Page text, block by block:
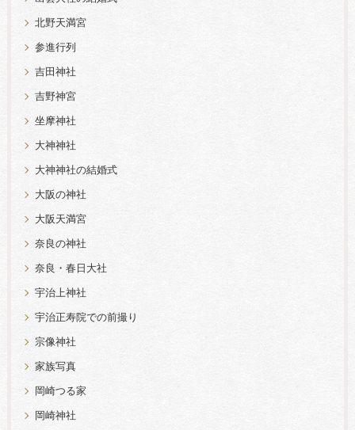
北野天満宮
参進行列
吉田神社
吉野神宮
坐摩神社
大神神社
大神神社の結婚式
大阪の神社
大阪天満宮
奈良の神社
奈良・春日大社
宇治上神社
宇治正寿院での前撮り
宗像神社
家族写真
岡崎つる家
岡崎神社